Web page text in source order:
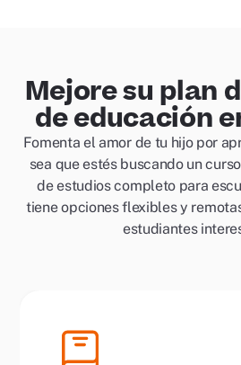
Mejore su plan
de educación
Fomenta el amor de tu hijo por
sea que estés buscando un
de estudios completo para
tiene opciones flexibles y
estudiantes